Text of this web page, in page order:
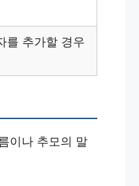
를 추가할 경우
이나 추모의 말